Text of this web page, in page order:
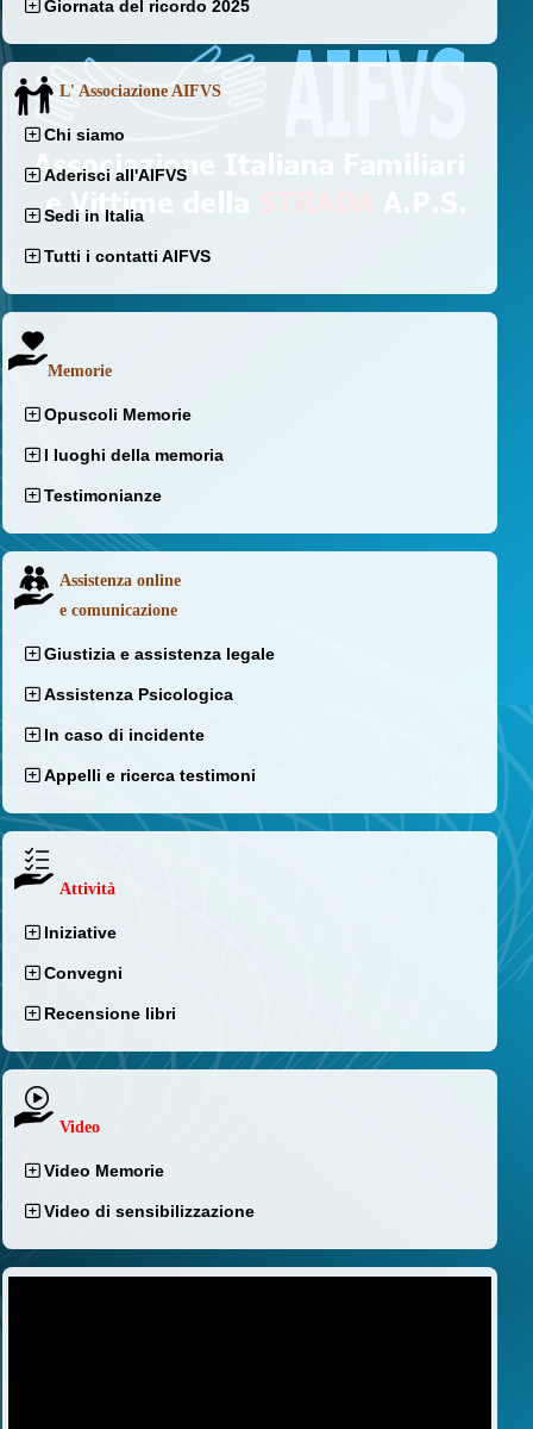
Giornata del ricordo 2025
L' Associazione AIFVS
Chi siamo
Aderisci all'AIFVS
Sedi in Italia
Tutti i contatti AIFVS
Memorie
Opuscoli Memorie
I luoghi della memoria
Testimonianze
Assistenza online
e comunicazione
Giustizia e assistenza legale
Assistenza Psicologica
In caso di incidente
Appelli e ricerca testimoni
Attività
Iniziative
Convegni
Recensione libri
Video
Video Memorie
Video di sensibilizzazione